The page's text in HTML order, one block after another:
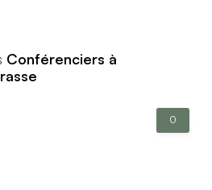
Conférenciers à
0